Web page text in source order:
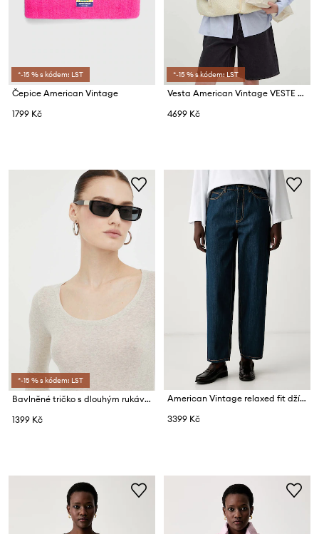
*-15 % s kódem: LST
Čepice American Vintage
1799 Kč
*-15 % s kódem: LST
Vesta American Vintage VESTE AMPLE
4699 Kč
*-15 % s kódem: LST
Bavlněné tričko s dlouhým rukávem American Vintage T-SHIRT ML COL ROND
1399 Kč
American Vintage relaxed fit džíny dámské
3399 Kč